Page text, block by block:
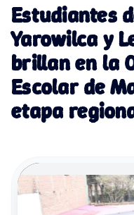
Estudiantes
Yarowilca y
brillan en la
Escolar de
etapa